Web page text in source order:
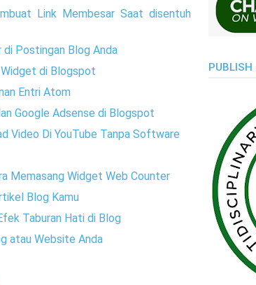
Link Membesar Saat disentuh
di Postingan Blog Anda
di Blogspot
Entri Atom
Google Adsense di Blogspot
Video Di YouTube Tanpa Software
Memasang Widget Web Counter
Blog Kamu
Taburan Hati di Blog
atau Website Anda
PUBLISH